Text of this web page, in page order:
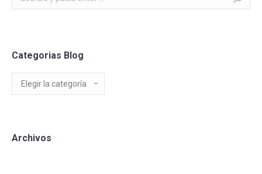
Categorias Blog
Categorias
Blog
Archivos